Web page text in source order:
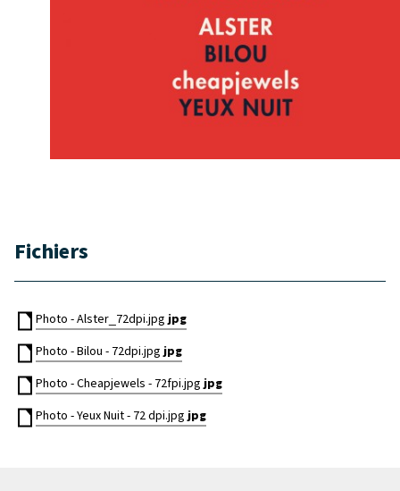
Fichiers
Photo - Alster_72dpi.jpgjpg
Photo - Bilou - 72dpi.jpgjpg
Photo - Cheapjewels - 72fpi.jpgjpg
Photo - Yeux Nuit - 72 dpi.jpgjpg